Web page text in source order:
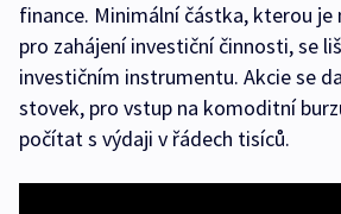
finance. Minimální částka, kterou
pro zahájení investiční činnosti, se
investičním instrumentu. Akcie se
stovek, pro vstup na komoditní
počítat s výdaji v řádech tisíců.